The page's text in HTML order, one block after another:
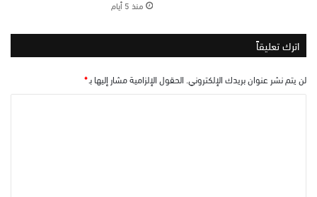
منذ 5 أيام
اترك تعليقاً
لن يتم نشر عنوان بريدك الإلكتروني. الحقول الإلزامية مشار إليها بـ*